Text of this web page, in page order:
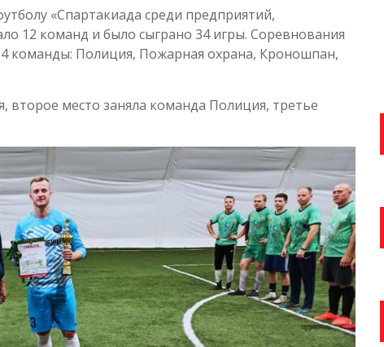
«Спартакиада среди предприятий,
12 команд и было сыграно 34 игры. Соревнования
команды: Полиция, Пожарная охрана, Кроношпан,
второе место заняла команда Полиция, третье